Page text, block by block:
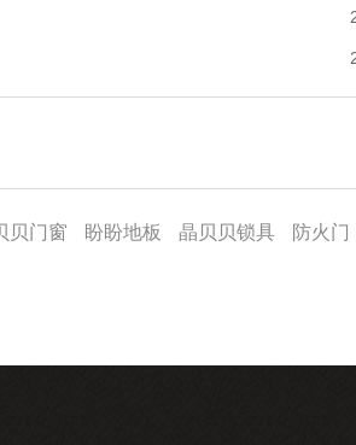
贝门窗 盼盼地板 晶贝贝锁具 防火门